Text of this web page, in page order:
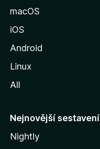
M
o
l
y
macOS
iOS
Android
Linux
All
Nejnovější sestavení
Nightly